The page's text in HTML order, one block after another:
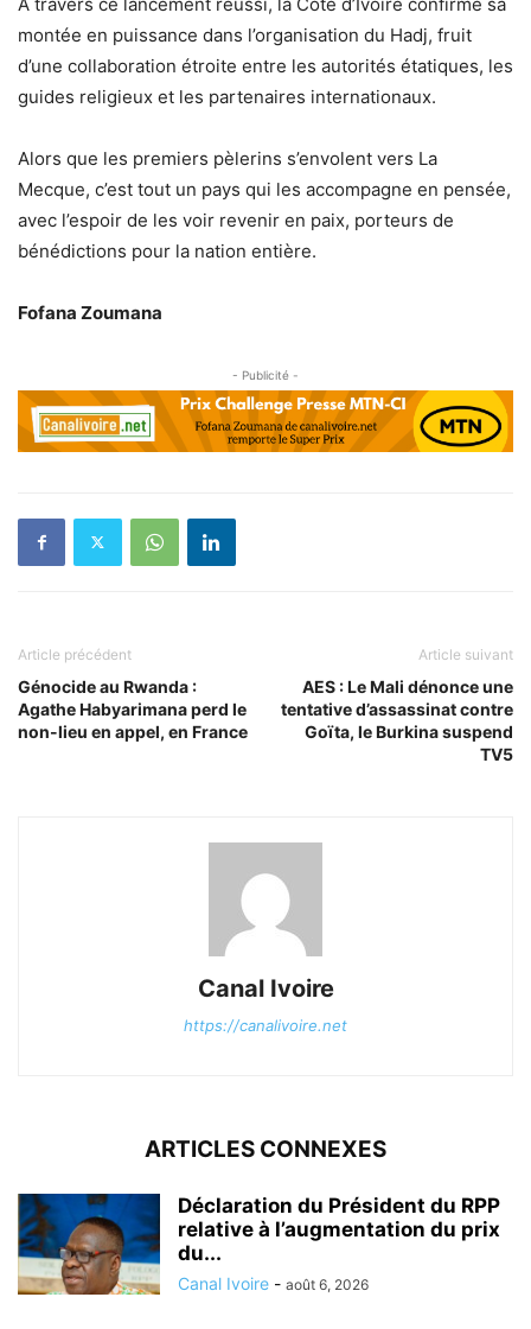
montée en puissance dans l’organisation du Hadj, fruit
d’une collaboration étroite entre les autorités étatiques, les
guides religieux et les partenaires internationaux.
Alors que les premiers pèlerins s’envolent vers La
Mecque, c’est tout un pays qui les accompagne en pensée,
avec l’espoir de les voir revenir en paix, porteurs de
bénédictions pour la nation entière.
Fofana Zoumana
- Publicité -
Article précédent
Génocide au Rwanda :
Agathe Habyarimana perd le
non-lieu en appel, en France
Article suivant
AES : Le Mali dénonce une
tentative d’assassinat contre
Goïta, le Burkina suspend
TV5
Canal Ivoire
https://canalivoire.net
ARTICLES CONNEXES
Déclaration du Président du RPP
relative à l’augmentation du prix
du...
Canal Ivoire - août 6, 2026